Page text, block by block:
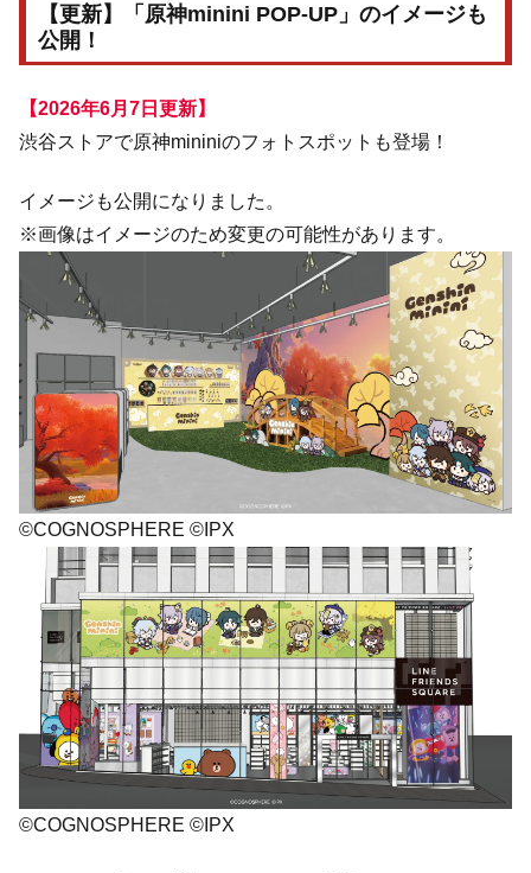
【更新】「原神minini POP-UP」のイメージも
公開！
【2026年6月7日更新】
渋谷ストアで原神mininiのフォトスポットも登場！
イメージも公開になりました。
※画像はイメージのため変更の可能性があります。
©COGNOSPHERE ©IPX
©COGNOSPHERE ©IPX